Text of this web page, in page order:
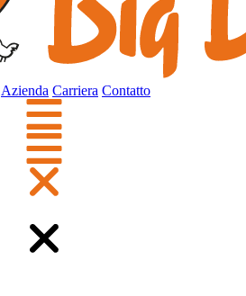
Azienda Carriera Contatto